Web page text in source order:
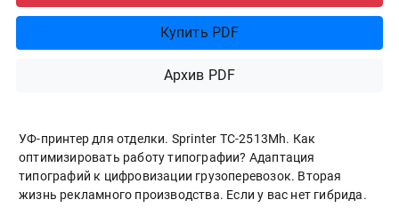
Купить PDF
Архив PDF
УФ-принтер для отделки. Sprinter ТС-2513Mh. Как
оптимизировать работу типографии? Адаптация
типографий к цифровизации грузоперевозок. Вторая
жизнь рекламного производства. Если у вас нет гибрида.